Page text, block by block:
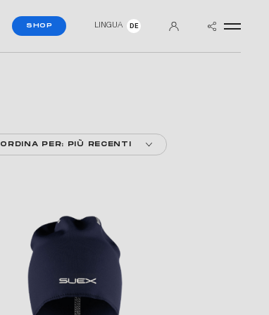
SHOP LINGUA DE
ORDINA PER: PIÙ RECENTI